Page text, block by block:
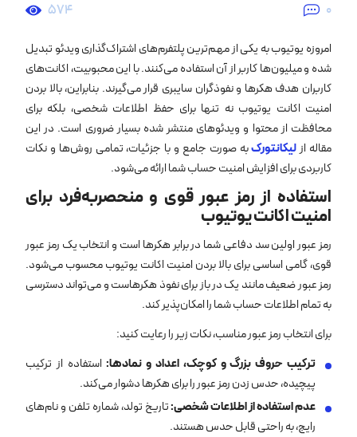
0
574
امروزه یوتیوب به یکی از مهم‌ترین پلتفرم‌های اشتراک‌گذاری ویدئو تبدیل
شده و میلیون‌ها کاربر از آن استفاده می‌کنند. با این محبوبیت، اکانت‌های
کاربران هدف هکرها و نفوذگران سایبری قرار می‌گیرند. بنابراین، بالا بردن
امنیت اکانت یوتیوب نه تنها برای حفظ اطلاعات شخصی، بلکه برای
محافظت از محتوا و ویدئوهای منتشر شده بسیار ضروری است. در این
مقاله ازلیکانتورکبه صورت جامع و با جزئیات، تمامی روش‌ها و نکات
کاربردی برای افزایش امنیت حساب شما ارائه می‌شود.
استفاده از رمز عبور قوی و منحصربه‌فرد برای
امنیت اکانت یوتیوب
رمز عبور اولین سد دفاعی شما در برابر هکرها است و انتخاب یک رمز عبور
قوی، گامی اساسی برای بالا بردن امنیت اکانت یوتیوب محسوب می‌شود.
رمز عبور ضعیف مانند یک در باز برای نفوذ هکرهاست و می‌تواند دسترسی
به تمام اطلاعات حساب شما را امکان‌پذیر کند.
برای انتخاب رمز عبور مناسب، نکات زیر را رعایت کنید:
ترکیب حروف بزرگ و کوچک، اعداد و نمادها:استفاده از ترکیب
پیچیده، حدس زدن رمز عبور را برای هکرها دشوار می‌کند.
عدم استفاده از اطلاعات شخصی:تاریخ تولد، شماره تلفن و نام‌های
رایج، به راحتی قابل حدس هستند.